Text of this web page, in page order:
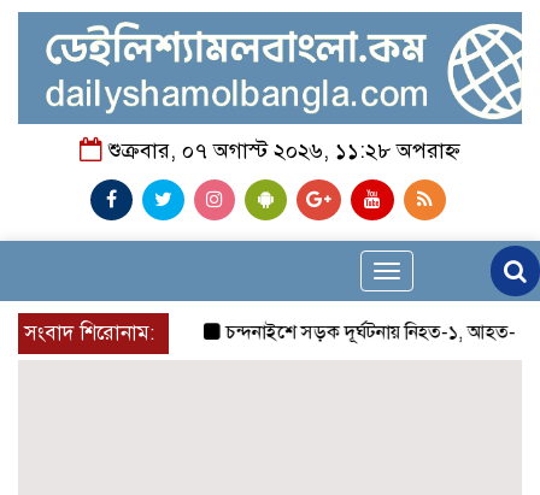
শুক্রবার, ০৭ অগাস্ট ২০২৬, ১১:২৮ অপরাহ্ন
Toggle
navigation
সংবাদ শিরোনাম:
চন্দনাইশে সড়ক দূর্ঘটনায় নিহত-১, আহত-২